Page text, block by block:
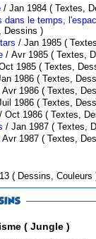
/ Jan 1984 (
dans le temps,
Dessins )
/ Jan
/ Avr 1985 (
/ Oct 1985 ( Textes,
/ Jan 1986 ( Textes,
/ Avr 1986 (
/ Juil 1986 ( Textes,
/ Oct 1986 (
/ Jan 1987 (
/ Avr 1987 (
• OneShot / Aou 2013 ( Dessins,
( Jungle )